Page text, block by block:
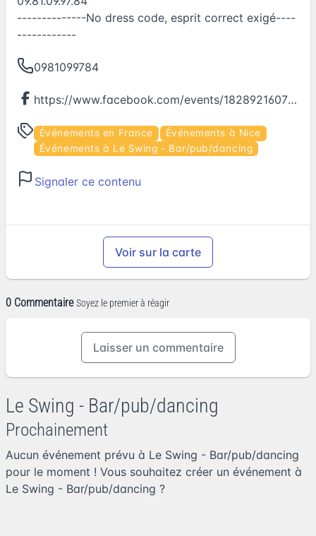
--------------No dress code, esprit correct exigé----
------------
0981099784
https://www.facebook.com/events/1828921607352854
Événements en France
Événements à Nice
Événements à Le Swing - Bar/pub/dancing
Signaler ce contenu
Voir sur la carte
0 Commentaire Soyez le premier à réagir
Laisser un commentaire
Le Swing - Bar/pub/dancing
Prochainement
Aucun événement prévu à Le Swing - Bar/pub/dancing
pour le moment ! Vous souhaitez créer un événement à
Le Swing - Bar/pub/dancing ?